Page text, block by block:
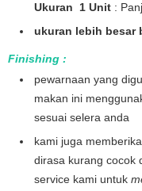
Ukuran 1 Unit :
ukuran lebih besar
Finishing :
pewarnaan yang
makan ini
sesuai selera anda
kami juga
dirasa kurang cocok
service kami untuk